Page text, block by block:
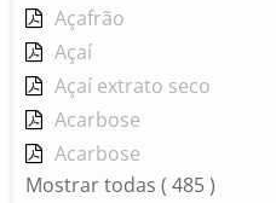
Açafrão
Açaí
Açaí extrato seco
Acarbose
Acarbose
Mostrar todas ( 485 )